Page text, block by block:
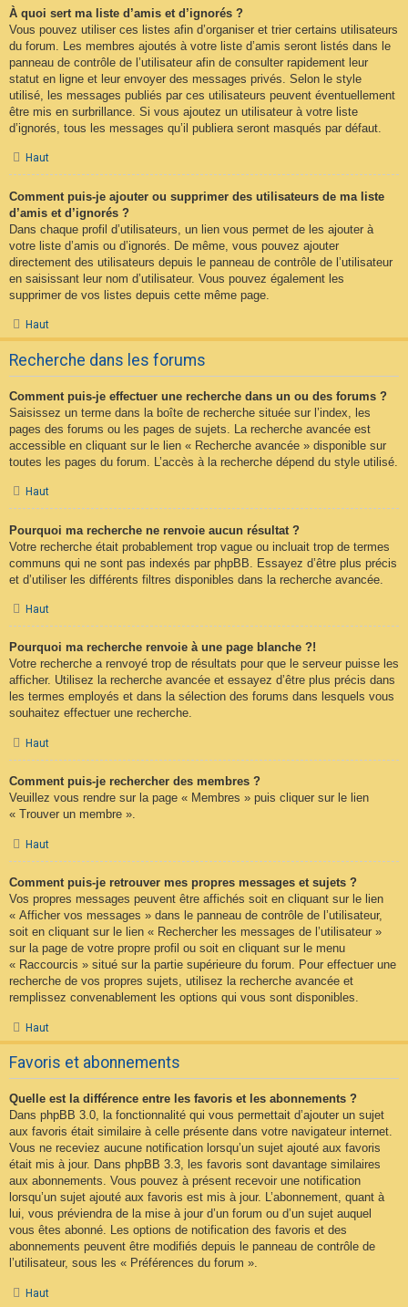
À quoi sert ma liste d’amis et d’ignorés ?
Vous pouvez utiliser ces listes afin d’organiser et trier certains utilisateurs
du forum. Les membres ajoutés à votre liste d’amis seront listés dans le
panneau de contrôle de l’utilisateur afin de consulter rapidement leur
statut en ligne et leur envoyer des messages privés. Selon le style
utilisé, les messages publiés par ces utilisateurs peuvent éventuellement
être mis en surbrillance. Si vous ajoutez un utilisateur à votre liste
d’ignorés, tous les messages qu’il publiera seront masqués par défaut.
Haut
Comment puis-je ajouter ou supprimer des utilisateurs de ma liste
d’amis et d’ignorés ?
Dans chaque profil d’utilisateurs, un lien vous permet de les ajouter à
votre liste d’amis ou d’ignorés. De même, vous pouvez ajouter
directement des utilisateurs depuis le panneau de contrôle de l’utilisateur
en saisissant leur nom d’utilisateur. Vous pouvez également les
supprimer de vos listes depuis cette même page.
Haut
Recherche dans les forums
Comment puis-je effectuer une recherche dans un ou des forums ?
Saisissez un terme dans la boîte de recherche située sur l’index, les
pages des forums ou les pages de sujets. La recherche avancée est
accessible en cliquant sur le lien « Recherche avancée » disponible sur
toutes les pages du forum. L’accès à la recherche dépend du style utilisé.
Haut
Pourquoi ma recherche ne renvoie aucun résultat ?
Votre recherche était probablement trop vague ou incluait trop de termes
communs qui ne sont pas indexés par phpBB. Essayez d’être plus précis
et d’utiliser les différents filtres disponibles dans la recherche avancée.
Haut
Pourquoi ma recherche renvoie à une page blanche ?!
Votre recherche a renvoyé trop de résultats pour que le serveur puisse les
afficher. Utilisez la recherche avancée et essayez d’être plus précis dans
les termes employés et dans la sélection des forums dans lesquels vous
souhaitez effectuer une recherche.
Haut
Comment puis-je rechercher des membres ?
Veuillez vous rendre sur la page « Membres » puis cliquer sur le lien
« Trouver un membre ».
Haut
Comment puis-je retrouver mes propres messages et sujets ?
Vos propres messages peuvent être affichés soit en cliquant sur le lien
« Afficher vos messages » dans le panneau de contrôle de l’utilisateur,
soit en cliquant sur le lien « Rechercher les messages de l’utilisateur »
sur la page de votre propre profil ou soit en cliquant sur le menu
« Raccourcis » situé sur la partie supérieure du forum. Pour effectuer une
recherche de vos propres sujets, utilisez la recherche avancée et
remplissez convenablement les options qui vous sont disponibles.
Haut
Favoris et abonnements
Quelle est la différence entre les favoris et les abonnements ?
Dans phpBB 3.0, la fonctionnalité qui vous permettait d’ajouter un sujet
aux favoris était similaire à celle présente dans votre navigateur internet.
Vous ne receviez aucune notification lorsqu’un sujet ajouté aux favoris
était mis à jour. Dans phpBB 3.3, les favoris sont davantage similaires
aux abonnements. Vous pouvez à présent recevoir une notification
lorsqu’un sujet ajouté aux favoris est mis à jour. L’abonnement, quant à
lui, vous préviendra de la mise à jour d’un forum ou d’un sujet auquel
vous êtes abonné. Les options de notification des favoris et des
abonnements peuvent être modifiés depuis le panneau de contrôle de
l’utilisateur, sous les « Préférences du forum ».
Haut